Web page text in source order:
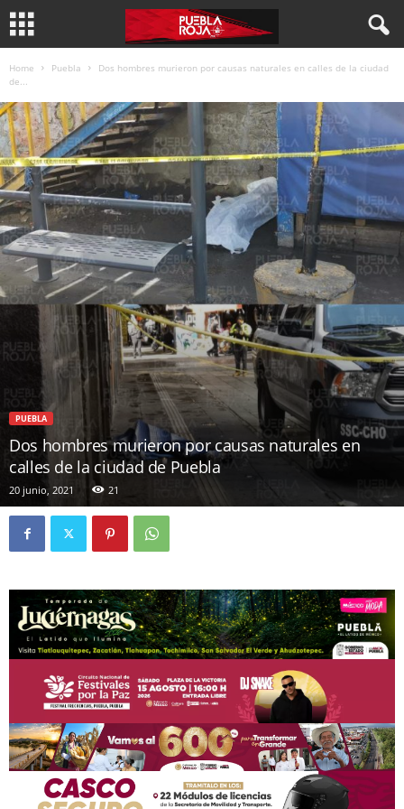
Home Puebla
Dos hombres murieron por causas naturales en calles de la ciudad
de...
PUEBLA
Dos hombres murieron por causas naturales en
calles de la ciudad de Puebla
20 junio, 2021 21